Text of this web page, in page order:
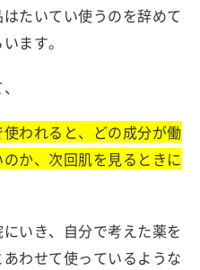
たいてい使うのを辞めて
ます。
われると、どの成分が働
か、次回肌を見るときに
いき、自分で考えた薬を
わせて使っているような